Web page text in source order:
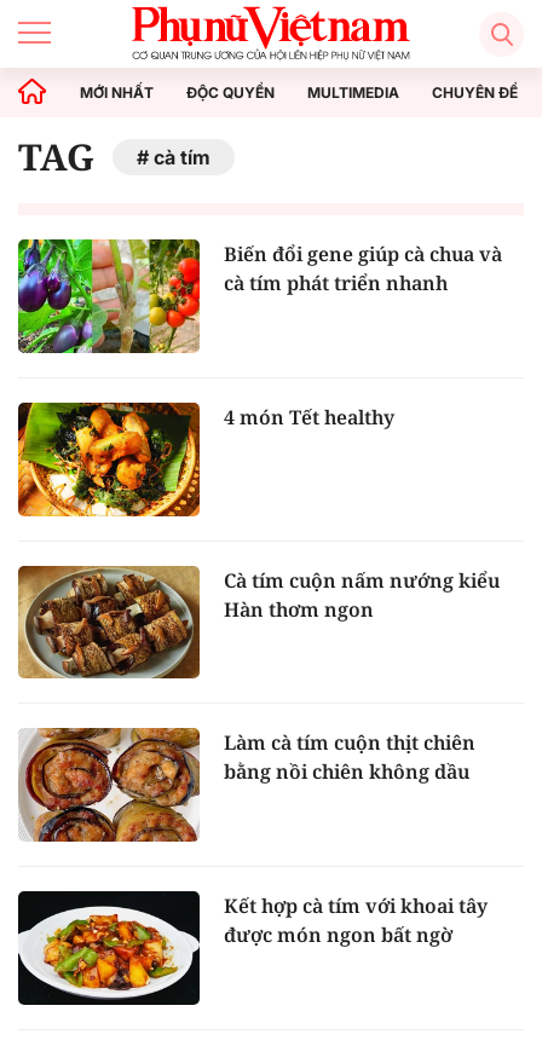
MỚI NHẤT ĐỘC QUYỀN MULTIMEDIA CHUYÊN ĐỀ
TAG cà tím
Biến đổi gene giúp cà chua và
cà tím phát triển nhanh
4 món Tết healthy
Cà tím cuộn nấm nướng kiểu
Hàn thơm ngon
Làm cà tím cuộn thịt chiên
bằng nồi chiên không dầu
Kết hợp cà tím với khoai tây
được món ngon bất ngờ